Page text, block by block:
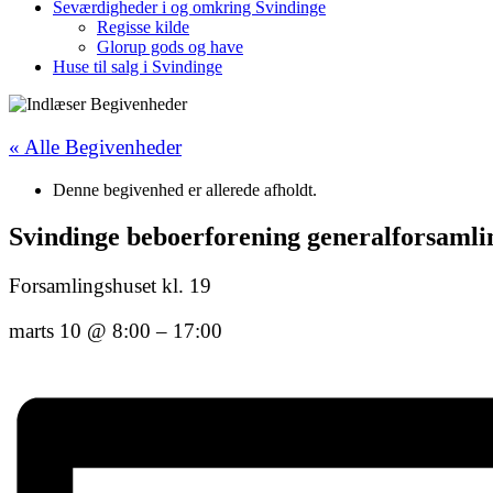
Seværdigheder i og omkring Svindinge
Regisse kilde
Glorup gods og have
Huse til salg i Svindinge
« Alle Begivenheder
Denne begivenhed er allerede afholdt.
Svindinge beboerforening
Forsamlingshuset kl. 19
marts 10 @ 8:00– 17:00